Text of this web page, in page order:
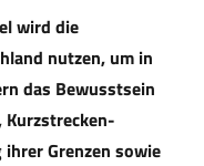
wird die
nutzen, um in
das Bewusstsein
Grenzen sowie